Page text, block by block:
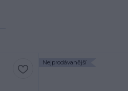
Nejprodávanější